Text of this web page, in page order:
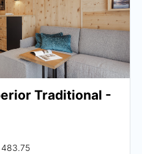
Traditional -